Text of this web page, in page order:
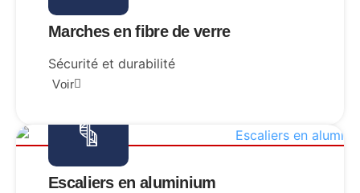
Marches en fibre de verre
Sécurité et durabilité
Voir
Escaliers en aluminium